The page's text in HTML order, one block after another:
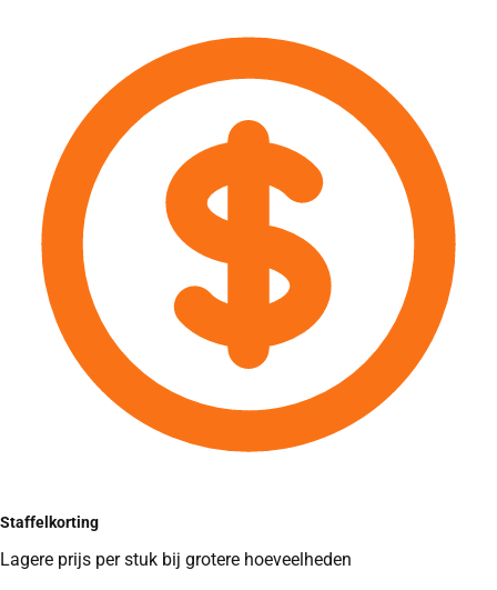
Staffelkorting
Lagere prijs per stuk bij grotere hoeveelheden